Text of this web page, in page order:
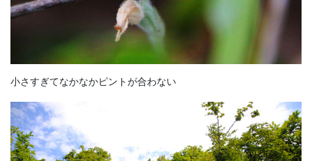
小さすぎてなかなかピントが合わない